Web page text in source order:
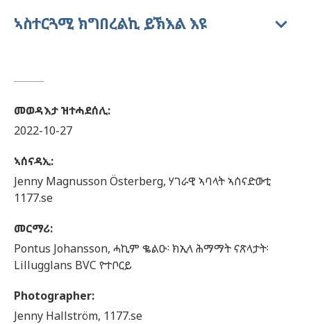
ኣስተርጓሚ ክግበረልኪ ይኽእል እዩ
መወዳእታ ዝተሓደሰሊ:
2022-10-27
ኣሰናዳኢ:
Jenny Magnusson Österberg, ሃገራዊ ኣባላት ኣሰናድውቲ
1177.se
መርማሪ:
Pontus Johansson, ሓኪም ቈልዑ፡ ክኢላ ሕማማት ናጽላታት፡
Lillugglans BVC ዮተቦርይ
Photographer:
Jenny Hallström, 1177.se